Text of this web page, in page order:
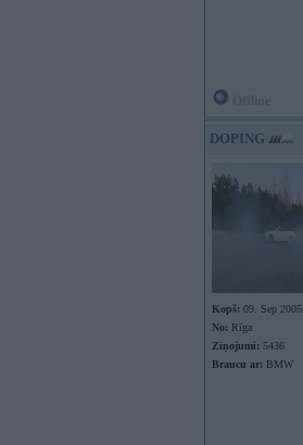
DOPING
Kopš: 09. Sep 2005
No: Rīga
Ziņojumi: 5436
Braucu ar: BMW